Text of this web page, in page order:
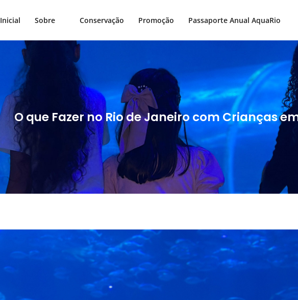
Inicial Sobre Conservação Promoção Passaporte Anual AquaRio
O que Fazer no Rio de Janeiro com Crianças